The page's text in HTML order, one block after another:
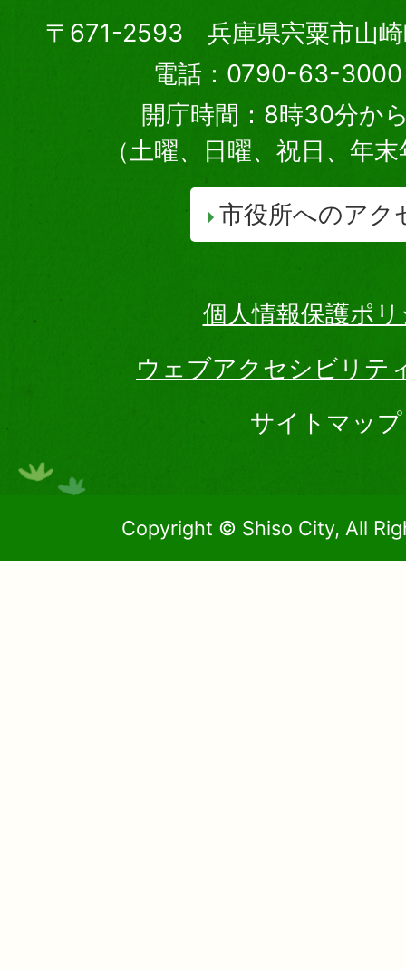
〒671-2593 兵庫県宍粟市山崎
電話：0790-63-3000
開庁時間：8時30分か
（土曜、日曜、祝日、年
市役所へのアク
個人情報保護ポ
ウェブアクセシビリテ
サイトマップ
Copyright © Shiso City, All